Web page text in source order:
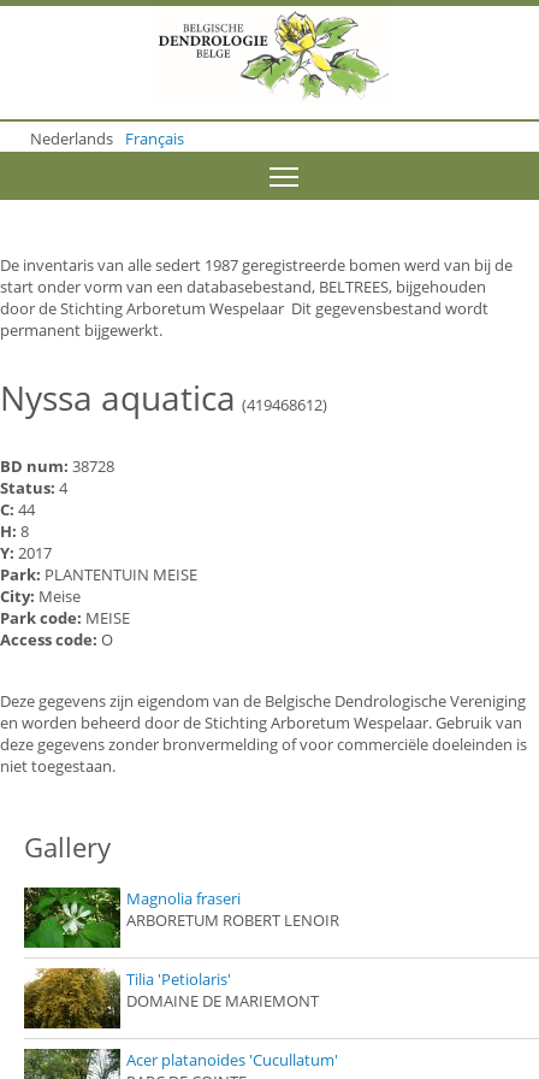
o
m
o
n
t
e
n
Nederlands Français
De inventaris van alle sedert 1987 geregistreerde bomen werd van bij de
start onder vorm van een databasebestand, BELTREES, bijgehouden
door de Stichting Arboretum Wespelaar Dit gegevensbestand wordt
permanent bijgewerkt.
Nyssa aquatica (419468612)
BD num: 38728
Status: 4
C: 44
H: 8
Y: 2017
Park: PLANTENTUIN MEISE
City: Meise
Park code: MEISE
Access code: O
Deze gegevens zijn eigendom van de Belgische Dendrologische Vereniging
en worden beheerd door de Stichting Arboretum Wespelaar. Gebruik van
deze gegevens zonder bronvermelding of voor commerciële doeleinden is
niet toegestaan.
Gallery
Magnolia fraseri
ARBORETUM ROBERT LENOIR
Tilia 'Petiolaris'
DOMAINE DE MARIEMONT
Acer platanoides 'Cucullatum'